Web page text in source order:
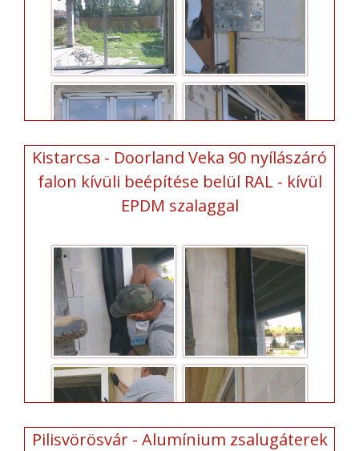
Kistarcsa - Doorland Veka 90 nyílászáró
falon kívüli beépítése belül RAL - kívül
EPDM szalaggal
Pilisvörösvár - Alumínium zsalugáterek